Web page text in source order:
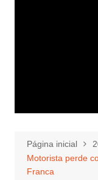
Página inicial
Motorista perde
Franca